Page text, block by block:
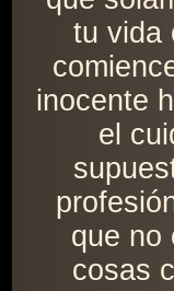
tu vida
inocente
el
que no
cosas